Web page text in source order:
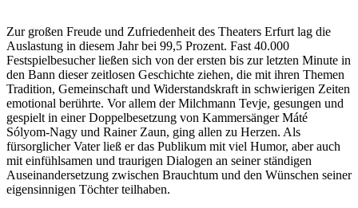
Zur großen Freude und Zufriedenheit des Theaters Erfurt lag die
Auslastung in diesem Jahr bei 99,5 Prozent. Fast 40.000
Festspielbesucher ließen sich von der ersten bis zur letzten Minute in
den Bann dieser zeitlosen Geschichte ziehen, die mit ihren Themen
Tradition, Gemeinschaft und Widerstandskraft in schwierigen Zeiten
emotional berührte. Vor allem der Milchmann Tevje, gesungen und
gespielt in einer Doppelbesetzung von Kammersänger Máté
Sólyom-Nagy und Rainer Zaun, ging allen zu Herzen. Als
fürsorglicher Vater ließ er das Publikum mit viel Humor, aber auch
mit einfühlsamen und traurigen Dialogen an seiner ständigen
Auseinandersetzung zwischen Brauchtum und den Wünschen seiner
eigensinnigen Töchter teilhaben.